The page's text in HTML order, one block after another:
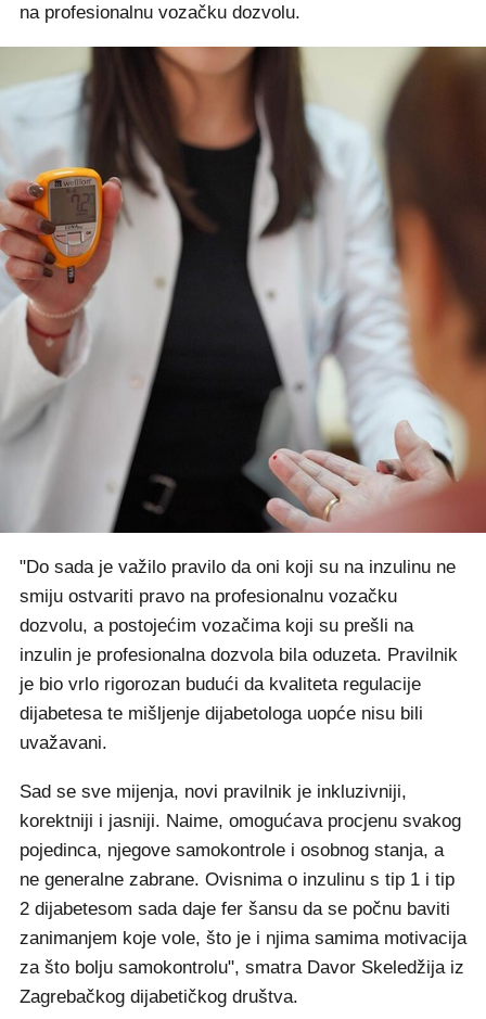
na profesionalnu vozačku dozvolu.
"Do sada je važilo pravilo da oni koji su na inzulinu ne
smiju ostvariti pravo na profesionalnu vozačku
dozvolu, a postojećim vozačima koji su prešli na
inzulin je profesionalna dozvola bila oduzeta. Pravilnik
je bio vrlo rigorozan budući da kvaliteta regulacije
dijabetesa te mišljenje dijabetologa uopće nisu bili
uvažavani.
Sad se sve mijenja, novi pravilnik je inkluzivniji,
korektniji i jasniji. Naime, omogućava procjenu svakog
pojedinca, njegove samokontrole i osobnog stanja, a
ne generalne zabrane. Ovisnima o inzulinu s tip 1 i tip
2 dijabetesom sada daje fer šansu da se počnu baviti
zanimanjem koje vole, što je i njima samima motivacija
za što bolju samokontrolu", smatra Davor Skeledžija iz
Zagrebačkog dijabetičkog društva.